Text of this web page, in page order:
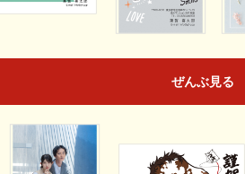
ぜんぶ見る